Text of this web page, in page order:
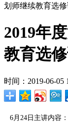
划师继续教育选
2019年
教育选
时间：2019-06-05
6月24日主讲内容